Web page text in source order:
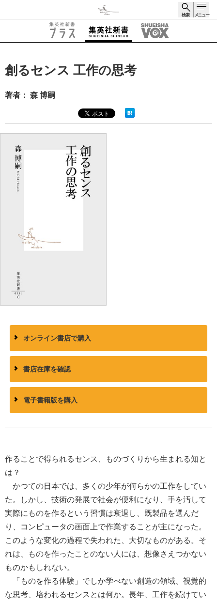
検索 メニュー
創るセンス 工作の思考
著者： 森 博嗣
オンライン書店で購入
書店在庫を確認
電子書籍版を購入
作ることで得られるセンス、ものづくりから生まれる知と
は？
かつての日本では、多くの少年が何らかの工作をしてい
た。しかし、技術の発展で社会が便利になり、手を汚して
実際にものを作るという習慣は衰退し、既製品を選んだ
り、コンピュータの画面上で作業することが主になった。
このような変化の過程で失われた、大切なものがある。そ
れは、ものを作ったことのない人には、想像さえつかない
ものかもしれない。
「ものを作る体験」でしか学べない創造の領域、視覚的
な思考、培われるセンスとは何か。長年、工作を続けてい